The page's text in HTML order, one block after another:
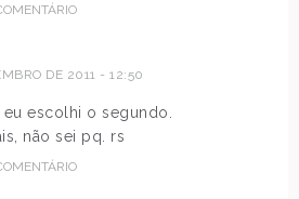
DE 2011 - 12:50
escolhi o segundo.
não sei pq. rs